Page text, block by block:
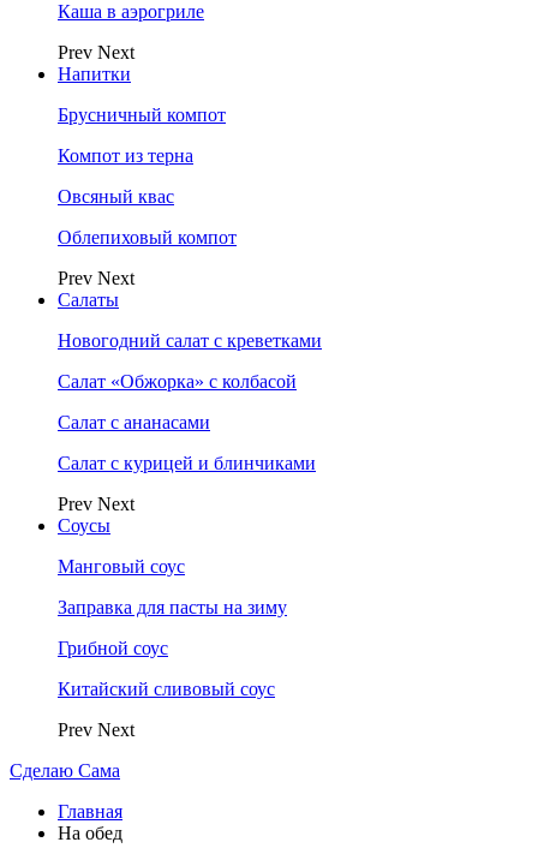
Каша в аэрогриле
Prev Next
Напитки
Брусничный компот
Компот из терна
Овсяный квас
Облепиховый компот
Prev Next
Салаты
Новогодний салат с креветками
Салат «Обжорка» с колбасой
Салат с ананасами
Салат с курицей и блинчиками
Prev Next
Соусы
Манговый соус
Заправка для пасты на зиму
Грибной соус
Китайский сливовый соус
Prev Next
Сделаю Сама
Главная
На обед